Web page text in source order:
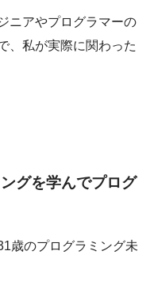
ニアやプログラマーの
、私が実際に関わった
グを学んでプログ
歳のプログラミング未